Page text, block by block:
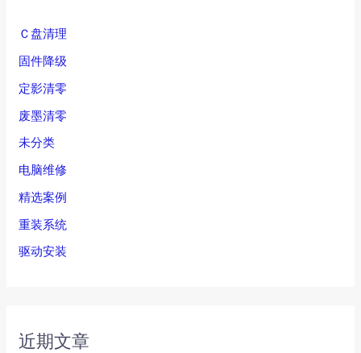
Ｃ盘清理
固件降级
定影清零
废墨清零
未分类
电脑维修
精选案例
重装系统
驱动安装
近期文章